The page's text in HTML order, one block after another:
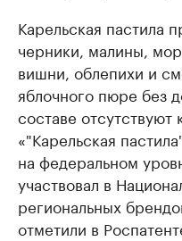
Карельская пастила
черники, малины,
вишни, облепихи и
яблочного пюре без
составе
«"Карельская
на федеральном
участвовал в
региональных
отметили в